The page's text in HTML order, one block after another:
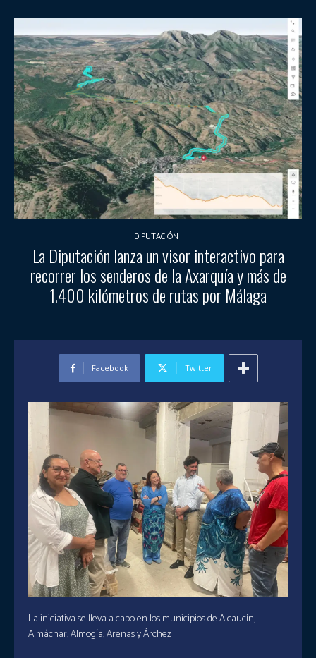
DIPUTACIÓN
La Diputación lanza un visor interactivo para
recorrer los senderos de la Axarquía y más de
1.400 kilómetros de rutas por Málaga
Facebook Twitter
La iniciativa se lleva a cabo en los municipios de Alcaucín,
Almáchar, Almogía, Arenas y Árchez